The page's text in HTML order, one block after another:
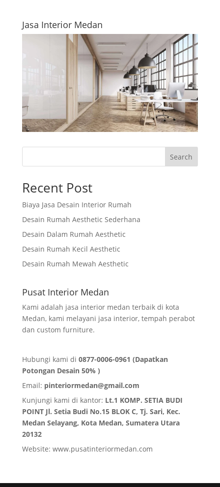
Jasa Interior Medan
Search
Recent Post
Biaya Jasa Desain Interior Rumah
Desain Rumah Aesthetic Sederhana
Desain Dalam Rumah Aesthetic
Desain Rumah Kecil Aesthetic
Desain Rumah Mewah Aesthetic
Pusat Interior Medan
Kami adalah jasa interior medan terbaik di kota
Medan, kami melayani jasa interior, tempah perabot
dan custom furniture.
Hubungi kami di 0877-0006-0961 (Dapatkan
Potongan Desain 50% )
Email: pinteriormedan@gmail.com
Kunjungi kami di kantor: Lt.1 KOMP. SETIA BUDI
POINT Jl. Setia Budi No.15 BLOK C, Tj. Sari, Kec.
Medan Selayang, Kota Medan, Sumatera Utara
20132
Website: www.pusatinteriormedan.com